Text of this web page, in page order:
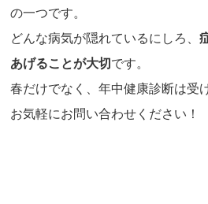
の一つです。
どんな病気が隠れているにしろ、
あげることが大切 です。
春だけでなく、年中健康診断は受
お気軽にお問い合わせください！